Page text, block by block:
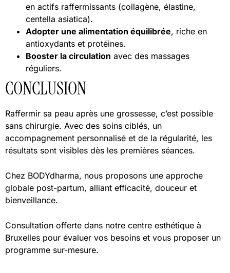
en actifs raffermissants (collagène, élastine,
centella asiatica).
Adopter une alimentation équilibrée, riche en
antioxydants et protéines.
Booster la circulation avec des massages
réguliers.
CONCLUSION
Raffermir sa peau après une grossesse, c’est possible
sans chirurgie. Avec des soins ciblés, un
accompagnement personnalisé et de la régularité, les
résultats sont visibles dès les premières séances.
Chez BODYdharma, nous proposons une approche
globale post-partum, alliant efficacité, douceur et
bienveillance.
Consultation offerte dans notre centre esthétique à
Bruxelles pour évaluer vos besoins et vous proposer un
programme sur-mesure.